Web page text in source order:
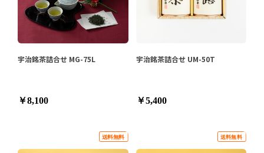
宇治銘茶詰合せ MG-75L
￥8,100
宇治銘茶詰合せ UM-50T
￥5,400